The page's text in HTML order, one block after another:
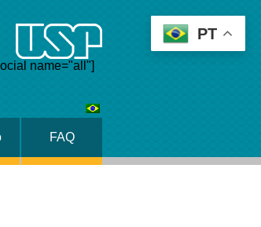
name="all"]
FAQ
PT